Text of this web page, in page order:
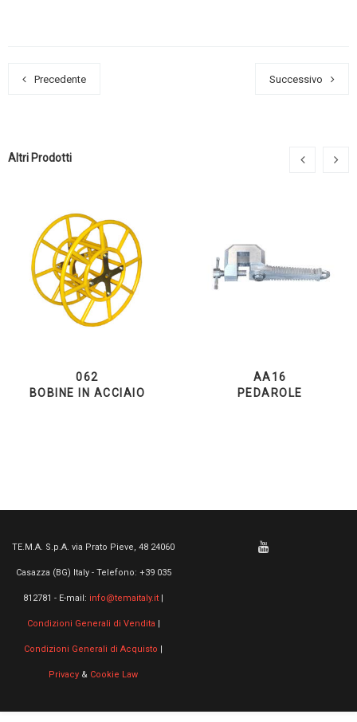
Precedente Successivo
Altri Prodotti
062
BOBINE IN ACCIAIO
AA16
PEDAROLE
TE.M.A. S.p.A. via Prato Pieve, 48 24060
Casazza (BG) Italy - Telefono: +39 035
812781 - E-mail: info@temaitaly.it |
Condizioni Generali di Vendita |
Condizioni Generali di Acquisto |
Privacy & Cookie Law